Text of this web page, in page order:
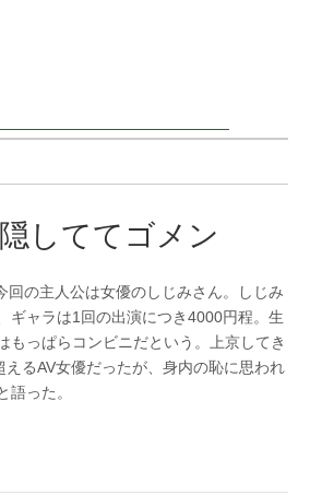
しててゴメン
回の主人公は女優のしじみさん。しじみ
ギャラは1回の出演につき4000円程。生
もっぱらコンビニだという。上京してき
るAV女優だったが、身内の恥に思われ
語った。